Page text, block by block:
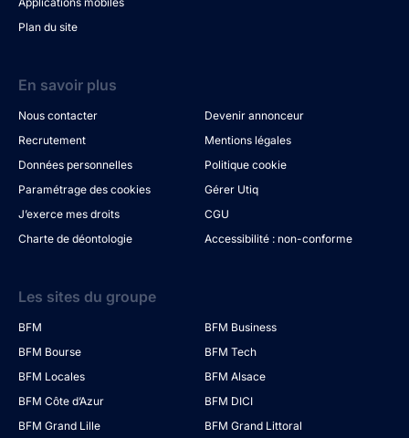
Plan du site
En savoir plus
Nous contacter
Devenir annonceur
Recrutement
Mentions légales
Données personnelles
Politique cookie
Paramétrage des cookies
Gérer Utiq
J’exerce mes droits
CGU
Charte de déontologie
Accessibilité : non-conforme
Les sites du groupe
BFM
BFM Business
BFM Bourse
BFM Tech
BFM Locales
BFM Alsace
BFM Côte d’Azur
BFM DICI
BFM Grand Lille
BFM Grand Littoral